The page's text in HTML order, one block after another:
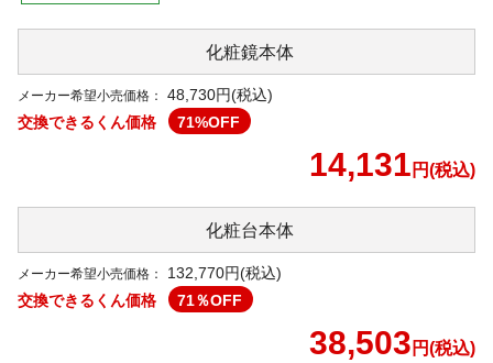
化粧鏡本体
メーカー希望小売価格：
48,730円(税込)
交換できるくん価格
71%OFF
14,131 円(税込)
化粧台本体
メーカー希望小売価格： 132,770円(税込)
交換できるくん価格
71％OFF
38,503 円(税込)